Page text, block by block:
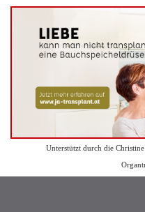
Unterstützt durch die